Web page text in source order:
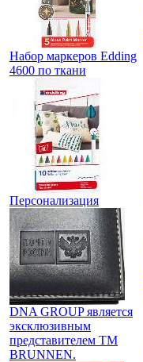
Набор маркеров Edding
4600 по ткани
Персонализация
DNA GROUP является
эксклюзивным
представителем TM
BRUNNEN.